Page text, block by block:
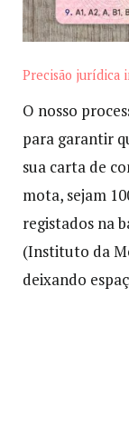
Precisão jurídica
O nosso
para garantir
sua carta de
mota, sejam
registados na
(Instituto da
deixando